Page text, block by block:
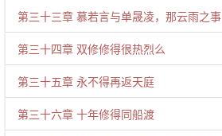
第三十三章 慕若言与单晟凌，那云雨之事
第三十四章 双修修得很热烈么
第三十五章 永不得再返天庭
第三十六章 十年修得同船渡